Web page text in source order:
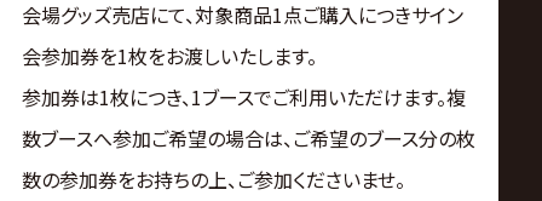
イ
ト
会場グッズ売店にて、対象商品1点ご購入につきサイン
会参加券を1枚をお渡しいたします。
参加券は1枚につき、1ブースでご利用いただけます。複
数ブースへ参加ご希望の場合は、ご希望のブース分の枚
数の参加券をお持ちの上、ご参加くださいませ。